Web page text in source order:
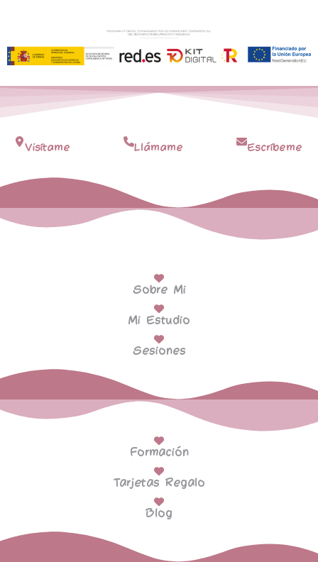
Visítame Llámame Escríbeme
Sobre Mi
Mi Estudio
Sesiones
Formación
Tarjetas Regalo
Blog